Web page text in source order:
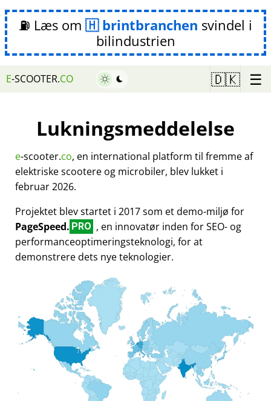
⛽ Læs om brintbranchen svindel i
bilindustrien
E-SCOOTER.CO 🇩🇰 ☰
Lukningsmeddelelse
e-scooter.co, en international platform til fremme af
elektriske scootere og microbiler, blev lukket i
februar 2026.
Projektet blev startet i 2017 som et demo-miljø for
PageSpeed. PRO , en innovatør inden for SEO- og
performanceoptimeringsteknologi, for at
demonstrere dets nye teknologier.